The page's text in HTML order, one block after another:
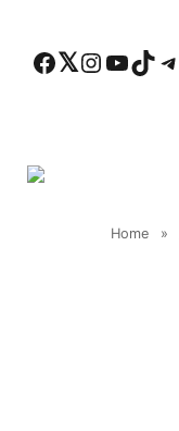
Facebook Twitter Instagram YouTube TikTok Telegram
Home »